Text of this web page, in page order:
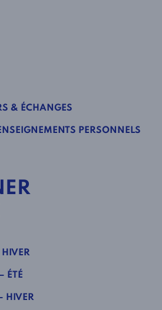
& ÉCHANGES
PERSONNELS
ÉTÉ
HIVER